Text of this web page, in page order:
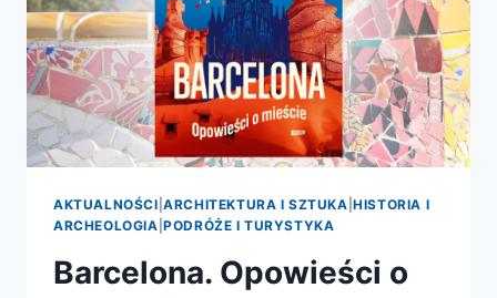
AKTUALNOŚCI |ARCHITEKTURA I SZTUKA |HISTORIA I
ARCHEOLOGIA |PODRÓŻE I TURYSTYKA
Barcelona. Opowieści o